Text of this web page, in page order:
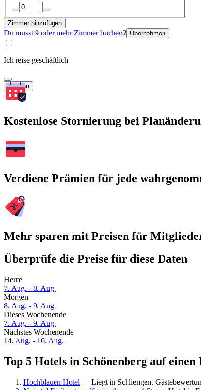
Zimmer hinzufügen
Du musst 9 oder mehr Zimmer buchen? Übernehmen
Ich reise geschäftlich
Suchen
Kostenlose Stornierung bei
Verdiene Prämien für jede
Mehr sparen mit Preisen für
Überprüfe die Preise für diese Daten
Heute
7. Aug. - 8. Aug.
Morgen
8. Aug. - 9. Aug.
Dieses Wochenende
7. Aug. - 9. Aug.
Nächstes Wochenende
14. Aug. - 16. Aug.
Top 5 Hotels in Schönenberg auf einen
Hochblauen Hotel — Liegt in Schliengen.